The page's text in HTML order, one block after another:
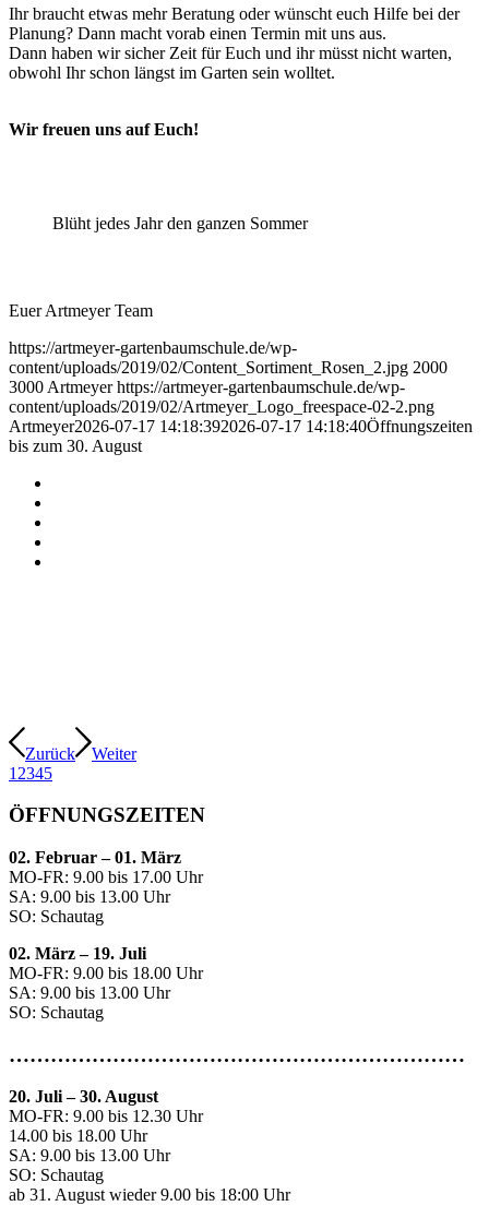
Ihr braucht etwas mehr Beratung oder wünscht euch Hilfe bei der
Planung? Dann macht vorab einen Termin mit uns aus.
Dann haben wir sicher Zeit für Euch und ihr müsst nicht warten,
obwohl Ihr schon längst im Garten sein wolltet.
Wir freuen uns auf Euch!
Blüht jedes Jahr den ganzen Sommer
Euer Artmeyer Team
https://artmeyer-gartenbaumschule.de/wp-
content/uploads/2019/02/Content_Sortiment_Rosen_2.jpg 2000
3000 Artmeyer https://artmeyer-gartenbaumschule.de/wp-
content/uploads/2019/02/Artmeyer_Logo_freespace-02-2.png
Artmeyer2026-07-17 14:18:392026-07-17 14:18:40Öffnungszeiten
bis zum 30. August
Zurück
Weiter
1 2345
ÖFFNUNGSZEITEN
02. Februar – 01. März
MO-FR: 9.00 bis 17.00 Uhr
SA: 9.00 bis 13.00 Uhr
SO: Schautag
02. März – 19. Juli
MO-FR: 9.00 bis 18.00 Uhr
SA: 9.00 bis 13.00 Uhr
SO: Schautag
…………………………………………………………
20. Juli–30. August
MO-FR: 9.00 bis 12.30 Uhr
14.00 bis 18.00 Uhr
SA: 9.00 bis 13.00 Uhr
SO: Schautag
ab 31. August wieder 9.00 bis 18:00 Uhr